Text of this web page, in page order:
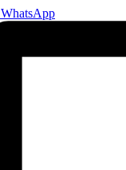
WhatsApp